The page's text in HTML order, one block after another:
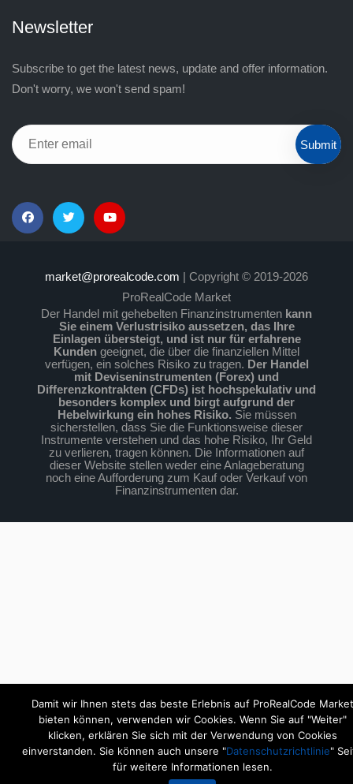
Newsletter
Subscribe to get the latest news, update and offer information.
Don't worry, we won't send spam!
Submit
market@prorealcode.com | Copyright © 2019-2026
ProRealCode Market
Der Handel mit gehebelten Finanzinstrumenten kann
Sie einem Verlustrisiko aussetzen, das Ihre
Einlagen übersteigt, und ist nur für erfahrene
Kunden geeignet, die über die finanziellen Mittel
verfügen, ein solches Risiko zu tragen. Der Handel
mit Deviseninstrumenten (Forex) und
Differenzkontrakten (CFDs) ist hochspekulativ und
besonders komplex und birgt aufgrund der
Hebelwirkung ein hohes Risiko. Sie müssen
sicherstellen, dass Sie die Funktionsweise dieser
Instrumente verstehen und das hohe Risiko, Ihr Geld
zu verlieren, tragen können. Die Informationen auf
dieser Website stellen weder eine Anlageberatung
noch eine Aufforderung zum Kauf oder Verkauf von
Finanzinstrumenten dar.
Damit wir Ihnen stets das beste Erlebnis auf ProRealCode Market
bieten können, verwenden wir Cookies. Wenn Sie auf "Weiter"
klicken, erklären Sie sich mit der Verwendung von Cookies
einverstanden. Sie können auch unsere "Datenschutzrichtlinie"
für weitere Informationen lesen.